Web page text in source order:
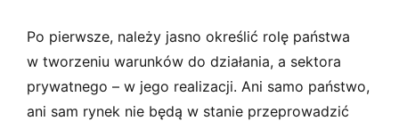
Po pierwsze, należy jasno określić rolę państwa
w tworzeniu warunków do działania, a sektora
prywatnego – w jego realizacji. Ani samo państwo,
ani sam rynek nie będą w stanie przeprowadzić